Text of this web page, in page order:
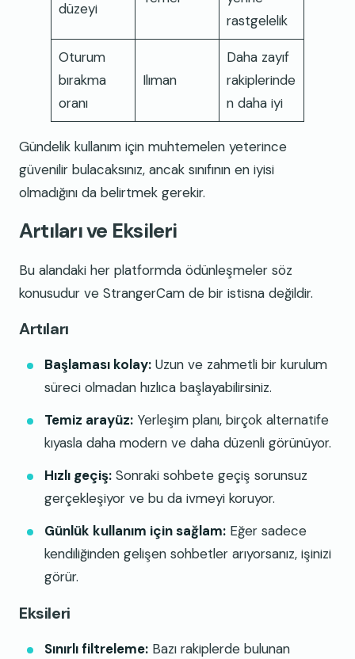
düzeyi
rastgelelik
Oturum
bırakma
oranı
Ilıman
Daha zayıf
rakiplerinde
n daha iyi
Gündelik kullanım için muhtemelen yeterince
güvenilir bulacaksınız, ancak sınıfının en iyisi
olmadığını da belirtmek gerekir.
Artıları ve Eksileri
Bu alandaki her platformda ödünleşmeler söz
konusudur ve StrangerCam de bir istisna değildir.
Artıları
Başlaması kolay: Uzun ve zahmetli bir kurulum
süreci olmadan hızlıca başlayabilirsiniz.
Temiz arayüz: Yerleşim planı, birçok alternatife
kıyasla daha modern ve daha düzenli görünüyor.
Hızlı geçiş: Sonraki sohbete geçiş sorunsuz
gerçekleşiyor ve bu da ivmeyi koruyor.
Günlük kullanım için sağlam: Eğer sadece
kendiliğinden gelişen sohbetler arıyorsanız, işinizi
görür.
Eksileri
Sınırlı filtreleme: Bazı rakiplerde bulunan